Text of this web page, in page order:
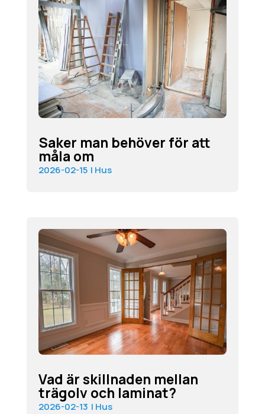
Saker man behöver för att
måla om
2026-02-15 | Hus
Vad är skillnaden mellan
trägolv och laminat?
2026-02-13 | Hus